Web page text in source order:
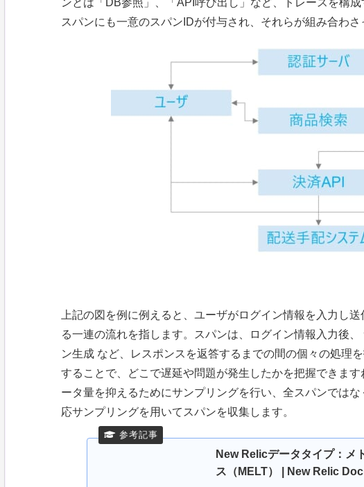
ンとは「DB参照」、「API呼び出し」など、トレースを構
スパンにも一意のスパンIDが付与され、それらが組み合わさ
上記の図を例に例えると、ユーザがログイン情報を入力し
る一連の流れを指します。スパンは、ログイン情報入力後
ン生成 など、レスポンスを返答するまでの間の個々の処理
することで、どこで遅延や問題が発生したかを把握できま
ータ量を抑えるためにサンプリングを行い、全スパンでは
応サンプリングを用いてスパンを収集します。
New Relicデータタイプ：メ
ス（MELT） | New Relic